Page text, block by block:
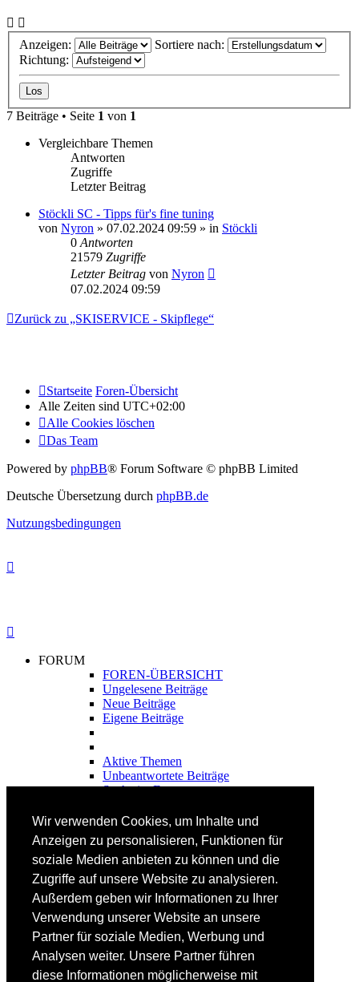
Wir verwenden Cookies, um Inhalte und
Anzeigen zu personalisieren, Funktionen für
soziale Medien anbieten zu können und die
Zugriffe auf unsere Website zu analysieren.
Außerdem geben wir Informationen zu Ihrer
Verwendung unserer Website an unsere
Partner für soziale Medien, Werbung und
Analysen weiter. Unsere Partner führen
diese Informationen möglicherweise mit
Anzeigen:
Sortiere nach:
Richtung:
7 Beiträge • Seite 1 von 1
Vergleichbare Themen
Antworten
Zugriffe
Letzter Beitrag
Stöckli SC - Tipps für's fine tuning
von Nyron » 07.02.2024 09:59 » in Stöckli
0 Antworten
21579 Zugriffe
Letzter Beitrag von Nyron
07.02.2024 09:59
Zurück zu „SKISERVICE - Skipflege“
Startseite Foren-Übersicht
Alle Zeiten sind UTC+02:00
Alle Cookies löschen
Das Team
Powered by phpBB® Forum Software © phpBB Limited
Deutsche Übersetzung durch phpBB.de
Nutzungsbedingungen
FORUM
FOREN-ÜBERSICHT
Ungelesene Beiträge
Neue Beiträge
Eigene Beiträge
Aktive Themen
Unbeantwortete Beiträge
Suche im Forum
FAHRTECHNIK
Fortgeschrittene
Lehrplan
Videoanalyse
SKI
SKITEST
Ski-FAQ
Tipps Ski-Kauf
Ski-Typen